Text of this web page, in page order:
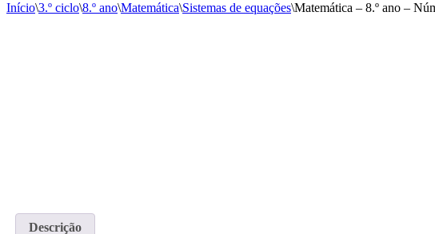
Início\3.º ciclo\8.º ano\Matemática\Sistemas de equações\Matemática – 8.º ano –
Descrição